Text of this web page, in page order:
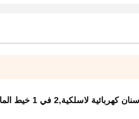
في 1 خيط الماء المري الفموي,خيط ماء كهربائي لتنظيف الأسنان